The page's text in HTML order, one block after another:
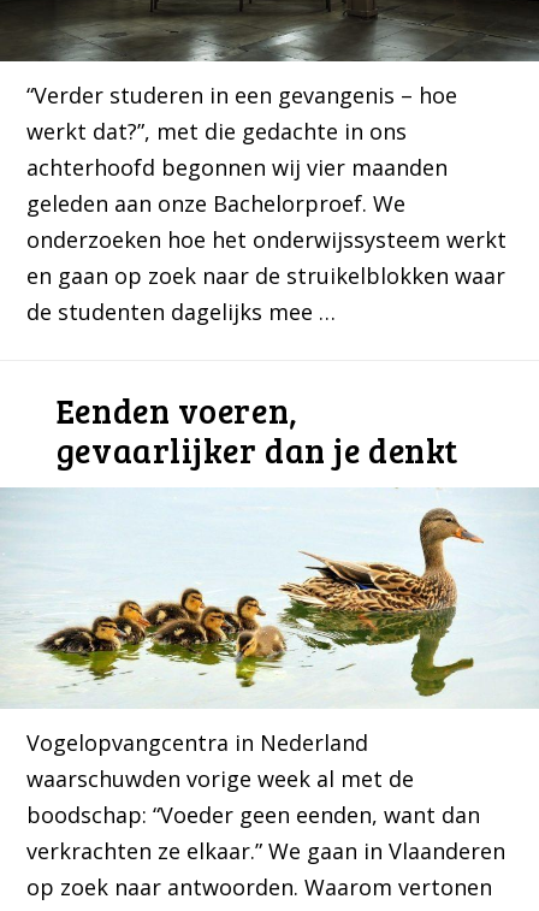
“Verder studeren in een gevangenis – hoe
werkt dat?”, met die gedachte in ons
achterhoofd begonnen wij vier maanden
geleden aan onze Bachelorproef. We
onderzoeken hoe het onderwijssysteem werkt
en gaan op zoek naar de struikelblokken waar
de studenten dagelijks mee …
Eenden voeren,
gevaarlijker dan je denkt
Vogelopvangcentra in Nederland
waarschuwden vorige week al met de
boodschap: “Voeder geen eenden, want dan
verkrachten ze elkaar.” We gaan in Vlaanderen
op zoek naar antwoorden. Waarom vertonen